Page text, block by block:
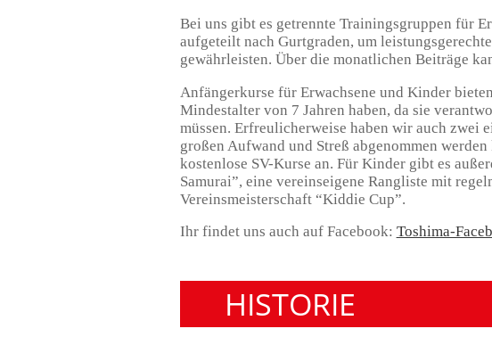
Bei uns gibt es getrennte Trainingsgruppen für
aufgeteilt nach Gurtgraden, um
gewährleisten. Über die monatlichen Beiträge
Anfängerkurse für Erwachsene und Kinder
Mindestalter von 7 Jahren haben, da sie
müssen. Erfreulicherweise haben wir auch zwei
großen Aufwand und Streß abgenommen
kostenlose SV-Kurse an. Für Kinder gibt es
Samurai”, eine vereinseigene Rangliste mit
Vereinsmeisterschaft “Kiddie Cup”.
Ihr findet uns auch auf Facebook: Toshima-
HISTORIE